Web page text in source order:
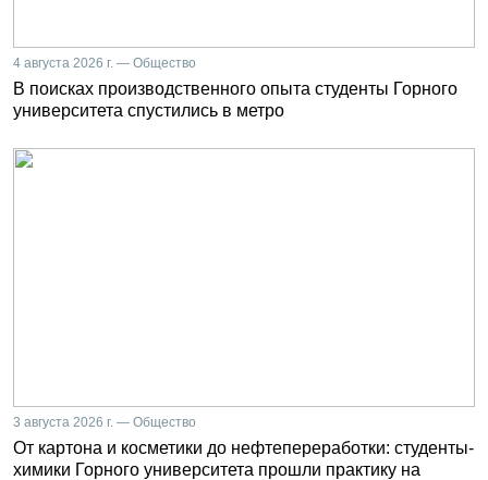
4 августа 2026 г. — Общество
В поисках производственного опыта студенты Горного
университета спустились в метро
3 августа 2026 г. — Общество
От картона и косметики до нефтепереработки: студенты-
химики Горного университета прошли практику на